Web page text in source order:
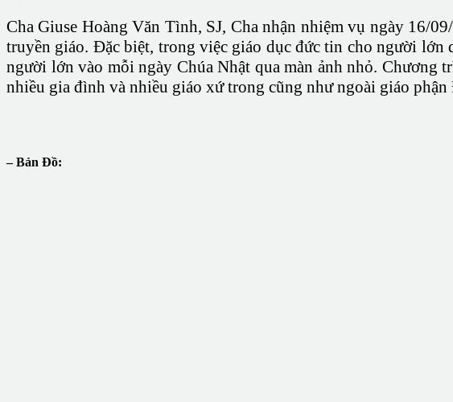
Cha Giuse Hoàng Văn Tình, SJ, Cha nhận nhiệm vụ ngày 16/
truyền giáo. Đặc biệt, trong việc giáo dục đức tin cho người
người lớn vào mỗi ngày Chúa Nhật qua màn ảnh nhỏ.
nhiều gia đình và nhiều giáo xứ trong cũng như ngoài giáo phận
– Bản Đồ: